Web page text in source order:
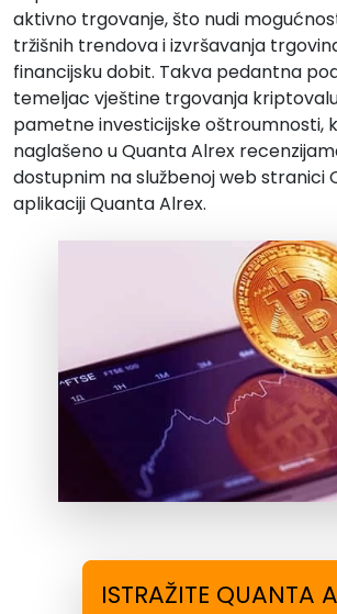
aktivno trgovanje, što nudi
tržišnih trendova i izvršavanja
financijsku dobit. Takva pedantna
temeljac vještine trgovanja
pametne investicijske oštroumnosti,
naglašeno u Quanta Alrex
dostupnim na službenoj web stranici
aplikaciji Quanta Alrex.
ISTRAŽITE QUANTA